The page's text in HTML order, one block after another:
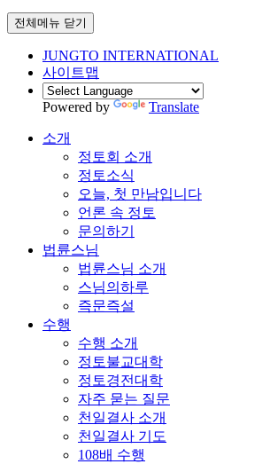
전체메뉴 닫기
JUNGTO INTERNATIONAL
사이트맵
Powered by Translate
소개
정토회 소개
정토소식
오늘, 첫 만남입니다
언론 속 정토
문의하기
법륜스님
법륜스님 소개
스님의하루
즉문즉설
수행
수행 소개
정토불교대학
정토경전대학
자주 묻는 질문
천일결사 소개
천일결사 기도
108배 수행